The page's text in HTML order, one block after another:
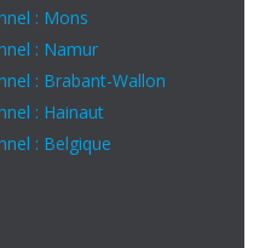
: Mons
: Namur
: Brabant-Wallon
: Hainaut
: Belgique